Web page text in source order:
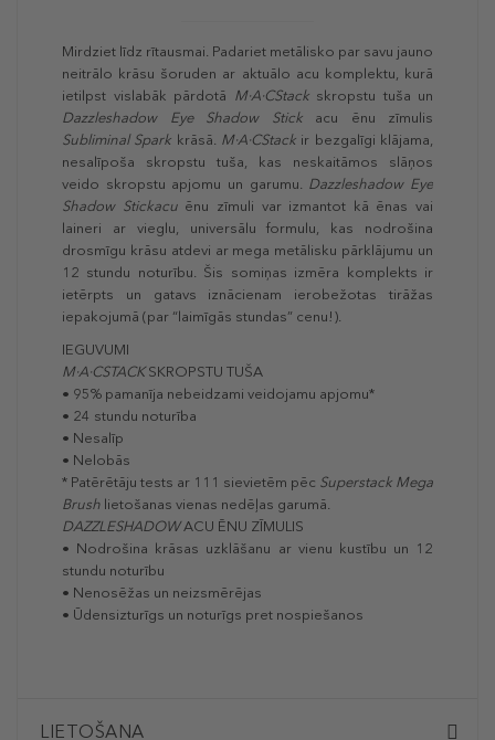
Mirdziet līdz rītausmai. Padariet metālisko par savu jauno
neitrālo krāsu šoruden ar aktuālo acu komplektu, kurā
ietilpst vislabāk pārdotā M·A·CStackskropstu tuša un
Dazzleshadow Eye Shadow Stickacu ēnu zīmulis
Subliminal Spark krāsā. M·A·CStack ir bezgalīgi klājama,
nesalīpoša skropstu tuša, kas neskaitāmos slāņos
veido skropstu apjomu un garumu. Dazzleshadow Eye
Shadow Stickacuēnu zīmuli var izmantot kā ēnas vai
laineri ar vieglu, universālu formulu, kas nodrošina
drosmīgu krāsu atdevi ar mega metālisku pārklājumu un
12 stundu noturību. Šis somiņas izmēra komplekts ir
ietērpts un gatavs iznācienam ierobežotas tirāžas
iepakojumā (par “laimīgās stundas” cenu!).
IEGUVUMI
M·A·CSTACKSKROPSTU TUŠA
• 95% pamanīja nebeidzami veidojamu apjomu*
• 24 stundu noturība
• Nesalīp
• Nelobās
* Patērētāju tests ar 111 sievietēm pēc Superstack Mega
Brush lietošanas vienas nedēļas garumā.
DAZZLESHADOWACU ĒNU ZĪMULIS
• Nodrošina krāsas uzklāšanu ar vienu kustību un 12
stundu noturību
• Nenosēžas un neizsmērējas
• Ūdensizturīgs un noturīgs pret nospiešanos
LIETOŠANA